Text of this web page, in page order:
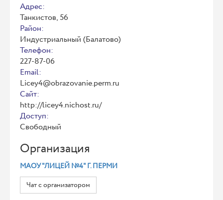
Адрес:
Танкистов, 56
Район:
Индустриальный (Балатово)
Телефон:
227-87-06
Email:
Licey4@obrazovanie.perm.ru
Сайт:
http://licey4.nichost.ru/
Доступ:
Свободный
Организация
МАОУ "ЛИЦЕЙ №4" Г. ПЕРМИ
Чат с организатором